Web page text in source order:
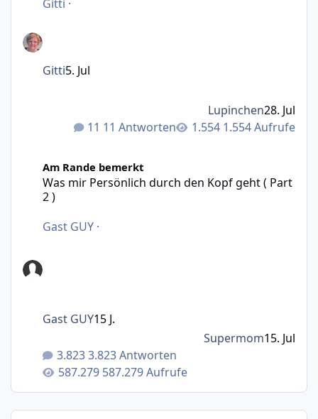
Gitti ·
11 Antworten 1.554 Aufrufe
Gitti5. Jul
Lupinchen28. Jul
Am Rande bemerkt
Was mir Persönlich durch den Kopf geht ( Part
2 )
Gast GUY ·
3.823 Antworten
587.279 Aufrufe
Gast GUY15 J.
Supermom15. Jul